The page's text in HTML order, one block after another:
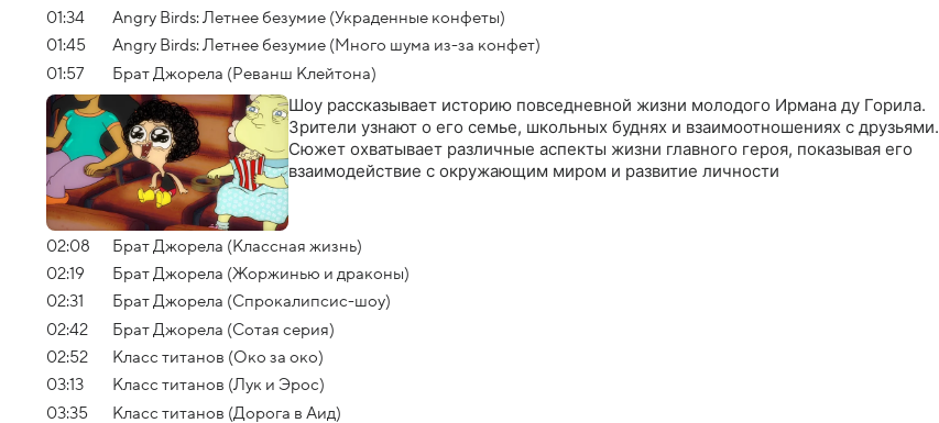
01:34
Angry Birds: Летнее безумие (Украденные конфеты)
01:45
Angry Birds: Летнее безумие (Много шума из-за конфет)
01:57
Брат Джорела (Реванш Клейтона)
Шоу рассказывает историю повседневной жизни молодого Ирмана ду Горила.
Зрители узнают о его семье, школьных буднях и взаимоотношениях с друзьями.
Сюжет охватывает различные аспекты жизни главного героя, показывая его
взаимодействие с окружающим миром и развитие личности
02:08
Брат Джорела (Классная жизнь)
02:19
Брат Джорела (Жоржинью и драконы)
02:31
Брат Джорела (Спрокалипсис-шоу)
02:42
Брат Джорела (Сотая серия)
02:52
Класс титанов (Око за око)
03:13
Класс титанов (Лук и Эрос)
03:35
Класс титанов (Дорога в Аид)